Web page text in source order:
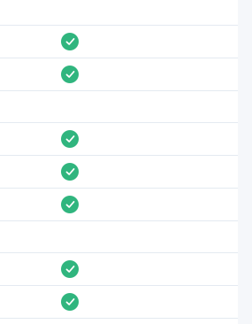
vorhanden
vorhanden
vorhanden
vorhanden
vorhanden
vorhanden
vorhanden